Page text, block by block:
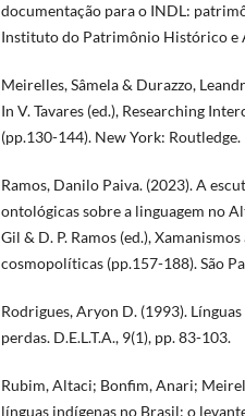
documentação para o INDL:
Instituto do Patrimônio Histórico e
Meirelles, Sâmela & Durazzo,
In V. Tavares (ed.), Researching
(pp.130-144). New York: Routledge.
Ramos, Danilo Paiva. (2023). A
ontológicas sobre a linguagem no
Gil & D. P. Ramos (ed.),
cosmopolíticas (pp.157-188). São
Rodrigues, Aryon D. (1993).
perdas. D.E.L.T.A., 9(1), pp. 83-103.
Rubim, Altaci; Bonfim, Anari;
línguas indígenas no Brasil: o